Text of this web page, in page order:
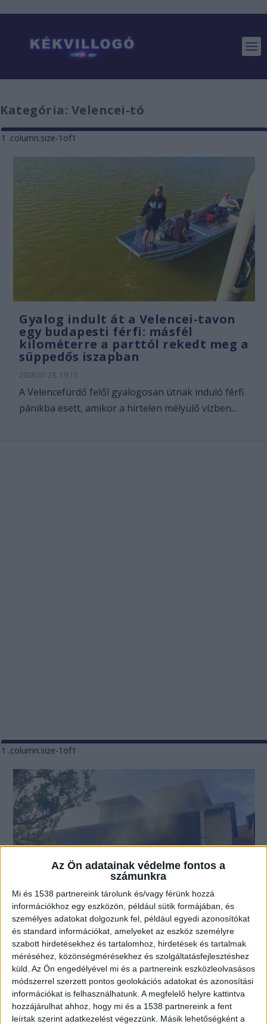
Az Ön adatainak védelme fontos a
számunkra
Mi és 1538 partnereink tárolunk és/vagy férünk hozzá
információkhoz egy eszközön, például sütik formájában, és
személyes adatokat dolgozunk fel, például egyedi azonosítókat
és standard információkat, amelyeket az eszköz személyre
szabott hirdetésekhez és tartalomhoz, hirdetések és tartalmak
méréséhez, közönségmérésekhez és szolgáltatásfejlesztéshez
küld. Az Ön engedélyével mi és a partnereink eszközleolvasásos
módszerrel szerzett pontos geolokációs adatokat és azonosítási
információkat is felhasználhatunk. A megfelelő helyre kattintva
hozzájárulhat ahhoz, hogy mi és a 1538 partnereink a fent
leírtak szerint adatkezelést végezzünk. Másik lehetőségként a
Kategória: Velencei-tó
Gyalog indult át a Velencei-tavon
egy budapesti férfi: másfél
kilométerre a parttól rekedt meg a
süppedős iszapban
2026.07.23. 19:15
A Velencefürdő felől gyalogosan útnak induló férfi
pánikba esett, amikor a hirtelen mélyülő vízben...
Lángoló házának erkélyén rekedt
egy asszony, drámai mentőakció
kezdődött – Videó
2024.05.25. 13:27
Lángra kapott az ebéd, nagy baj lett belőle. Sokkos
állapotban várta az erkélyen a megmentőit egy...